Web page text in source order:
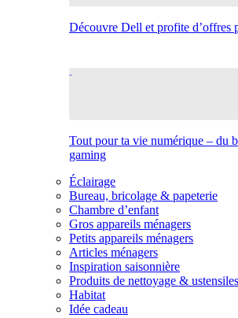
Découvre Dell et profite d’offres
Tout pour ta vie numérique – du
gaming
Éclairage
Bureau, bricolage & papeterie
Chambre d’enfant
Gros appareils ménagers
Petits appareils ménagers
Articles ménagers
Inspiration saisonnière
Produits de nettoyage & ustensiles
Habitat
Idée cadeau